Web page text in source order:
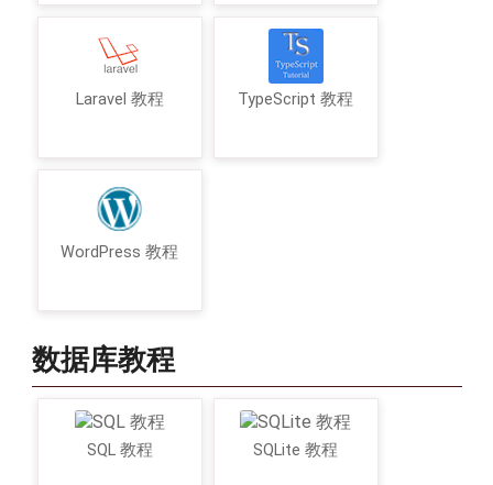
Laravel 教程 TypeScript 教程
WordPress 教程
数据库教程
SQL 教程 SQLite 教程